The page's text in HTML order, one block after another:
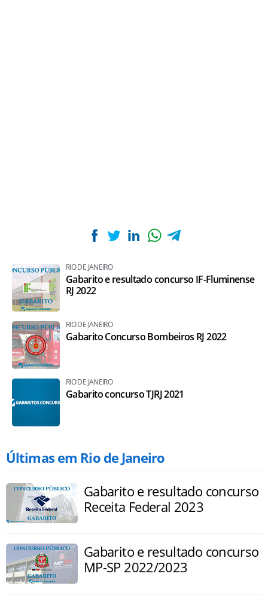
RIO DE JANEIRO
Gabarito e resultado concurso IF-Fluminense
RJ 2022
RIO DE JANEIRO
Gabarito Concurso Bombeiros RJ 2022
RIO DE JANEIRO
Gabarito concurso TJRJ 2021
Últimas em Rio de Janeiro
Gabarito e resultado concurso
Receita Federal 2023
Gabarito e resultado concurso
MP-SP 2022/2023